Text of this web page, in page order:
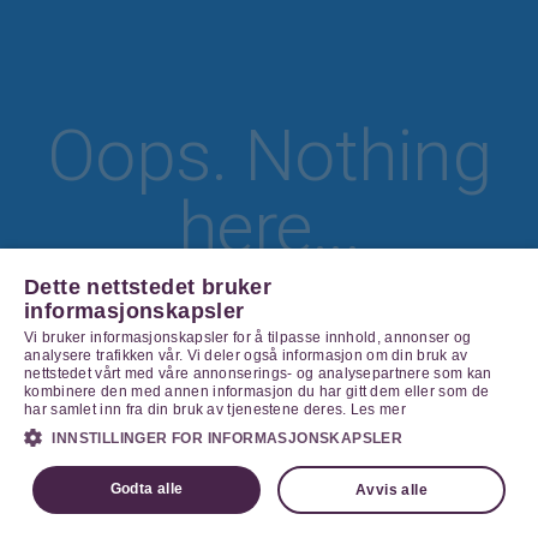
Oops. Nothing
here...
Go Home
Dette nettstedet bruker
informasjonskapsler
Vi bruker informasjonskapsler for å tilpasse innhold, annonser og
analysere trafikken vår. Vi deler også informasjon om din bruk av
nettstedet vårt med våre annonserings- og analysepartnere som kan
kombinere den med annen informasjon du har gitt dem eller som de
har samlet inn fra din bruk av tjenestene deres. Les mer
INNSTILLINGER FOR INFORMASJONSKAPSLER
Godta alle Avvis alle